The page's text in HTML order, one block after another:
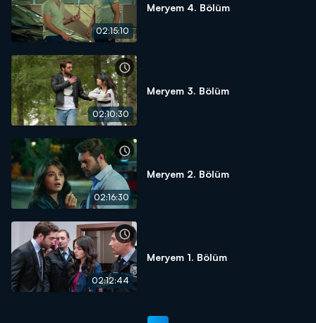
02:15:10
Meryem 4. Bölüm
02:10:30
Meryem 3. Bölüm
02:16:30
Meryem 2. Bölüm
02:12:44
Meryem 1. Bölüm